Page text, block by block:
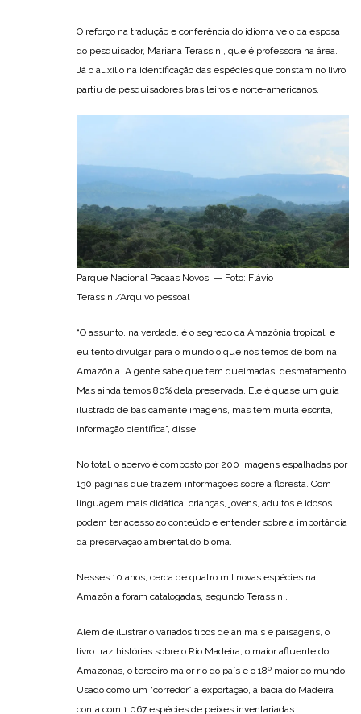
O reforço na tradução e conferência do idioma veio da esposa
do pesquisador, Mariana Terassini, que é professora na área.
Já o auxílio na identificação das espécies que constam no livro
partiu de pesquisadores brasileiros e norte-americanos.
Parque Nacional Pacaas Novos. — Foto: Flávio
Terassini/Arquivo pessoal
“O assunto, na verdade, é o segredo da Amazônia tropical, e
eu tento divulgar para o mundo o que nós temos de bom na
Amazônia. A gente sabe que tem queimadas, desmatamento.
Mas ainda temos 80% dela preservada. Ele é quase um guia
ilustrado de basicamente imagens, mas tem muita escrita,
informação científica”, disse.
No total, o acervo é composto por 200 imagens espalhadas por
130 páginas que trazem informações sobre a floresta. Com
linguagem mais didática, crianças, jovens, adultos e idosos
podem ter acesso ao conteúdo e entender sobre a importância
da preservação ambiental do bioma.
Nesses 10 anos, cerca de quatro mil novas espécies na
Amazônia foram catalogadas, segundo Terassini.
Além de ilustrar o variados tipos de animais e paisagens, o
livro traz histórias sobre o Rio Madeira, o maior afluente do
Amazonas, o terceiro maior rio do país e o 18º maior do mundo.
Usado como um “corredor” à exportação, a bacia do Madeira
conta com 1.067 espécies de peixes inventariadas.